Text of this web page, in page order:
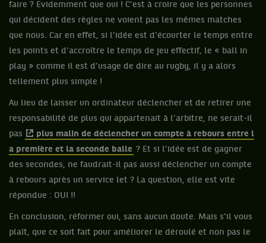
faire ? Evidemment que oui ! C’est à croire que les personnes
qui décident des règles ne voient pas les mêmes matches
que nous. Car en effet, si l’idée est d’écourter le temps entre
les points et d’accroître le temps de jeu effectif, le « ball in
play » comme il est d’usage de dire au rugby, il y a alors
tellement plus simple !
Au lieu de laisser un ordinateur déclencher et de retirer une
responsabilité de plus qui appartenait à l’arbitre, ne serait-il
pas
plus malin de déclencher un compte à rebours entre l
a première et la seconde balle ? Et si l’idée est de gagner
des secondes, ne faudrait-il pas aussi déclencher un compte
à rebours après un service let ? La question, elle est vite
répondue : OUI !!
En conclusion, réformer oui, sans aucun doute. Mais s'il vous
plaît, que ce soit fait pour améliorer le déroulé et non pas le